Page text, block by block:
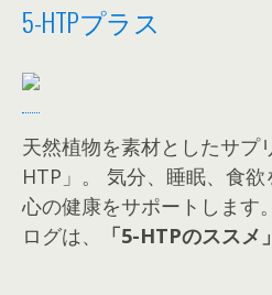
5-HTPプラス
天然植物を素材としたサプ
HTP」。 気分、睡眠、食
心の健康をサポートします
ログは、
「5-HTPのススメ」